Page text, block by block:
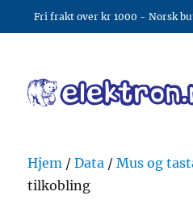
Fri frakt over kr 1000 - Norsk
Hjem /Data /Mus og
tilkobling